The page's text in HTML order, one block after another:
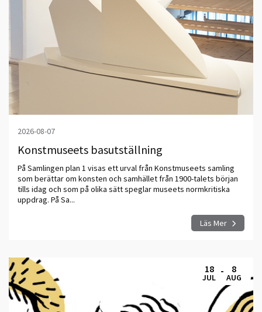
2026-08-07
Konstmuseets basutställning
På Samlingen plan 1 visas ett urval från Konstmuseets samling
som berättar om konsten och samhället från 1900-talets början
tills idag och som på olika sätt speglar museets normkritiska
uppdrag. På Sa...
Läs Mer
18
JUL - 8
AUG